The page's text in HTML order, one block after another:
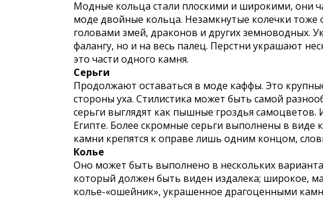
Модные кольца стали плоскими и широкими, они
моде двойные кольца. Незамкнутые колечки
головами змей, драконов и других
фалангу, но и на весь палец. Перстни украшают
это части одного камня.
Серьги
Продолжают оставаться в моде каффы. Это
стороны уха. Стилистика может быть самой
серьги выглядят как пышные гроздья
Египте. Более скромные серьги выполнены в
камни крепятся к оправе лишь одним концом,
Колье
Оно может быть выполнено в нескольких
который должен быть виден издалека; широкое,
колье-«ошейник», украшенное драгоценными